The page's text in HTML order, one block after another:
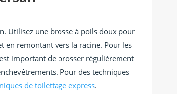
Utilisez une brosse à poils doux pour
en remontant vers la racine. Pour les
important de brosser régulièrement
Pour des techniques
de toilettage express.